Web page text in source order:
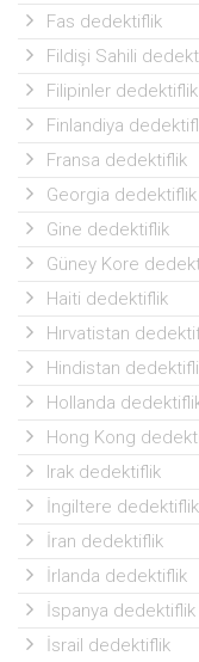
Fas dedektiflik
Fildişi Sahili
Filipinler dedektiflik
Finlandiya
Fransa dedektiflik
Georgia dedektiflik
Gine dedektiflik
Güney Kore
Haiti dedektiflik
Hırvatistan
Hindistan
Hollanda
Hong Kong
Irak dedektiflik
İngiltere dedektiflik
İran dedektiflik
İrlanda dedektiflik
İspanya dedektiflik
İsrail dedektiflik